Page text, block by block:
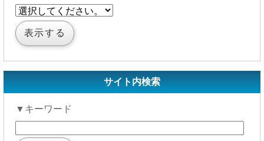
サイト内検索
▼キーワード